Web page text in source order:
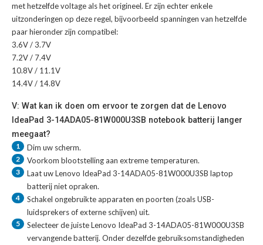
met hetzelfde voltage als het origineel. Er zijn echter enkele
uitzonderingen op deze regel, bijvoorbeeld spanningen van hetzelfde
paar hieronder zijn compatibel:
3.6V / 3.7V
7.2V / 7.4V
10.8V / 11.1V
14.4V / 14.8V
V: Wat kan ik doen om ervoor te zorgen dat de Lenovo
IdeaPad 3-14ADA05-81W000U3SB notebook batterij langer
meegaat?
1 Dim uw scherm.
2 Voorkom blootstelling aan extreme temperaturen.
3 Laat uwLenovo IdeaPad 3-14ADA05-81W000U3SB laptop
batterijniet opraken.
4
Schakel ongebruikte apparaten en poorten (zoals USB-
luidsprekers of externe schijven) uit.
5 Selecteer de juisteLenovo IdeaPad 3-14ADA05-81W000U3SB
vervangende batterij. Onder dezelfde gebruiksomstandigheden